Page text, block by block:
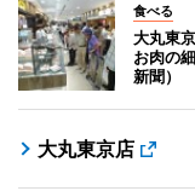
食べる
大丸東
お肉の
新聞）
大丸東京店